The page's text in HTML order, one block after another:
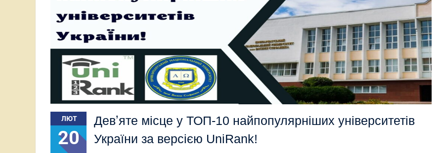
ЛЮТ
20
Девʼяте місце у ТОП-10 найпопулярніших університетів
України за версією UniRank!